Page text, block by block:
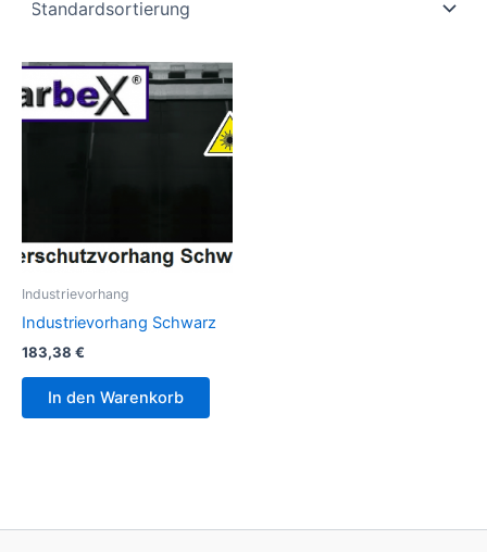
Industrievorhang
Industrievorhang Schwarz
183,38 €
In den Warenkorb